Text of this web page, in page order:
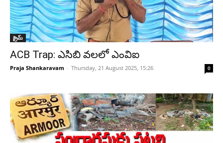
క్రైమ్
ACB Trap: ఎసిబి వలలో ఎంవిఐ
Praja Shankaravam - Thursday, 21 August 2025, 15:26 0